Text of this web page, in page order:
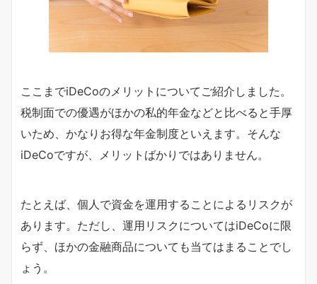
ここまでiDeCoのメリットについてご紹介しました。
税制面での優遇がほかの私的年金などと比べると手厚
いため、かなりお得な年金制度といえます。そんな
iDeCoですが、メリットばかりではありません。
たとえば、個人で資金を運用することによるリスクが
あります。ただし、運用リスクについてはiDeCoに限
らず、ほかの金融商品についても当てはまることでし
ょう。